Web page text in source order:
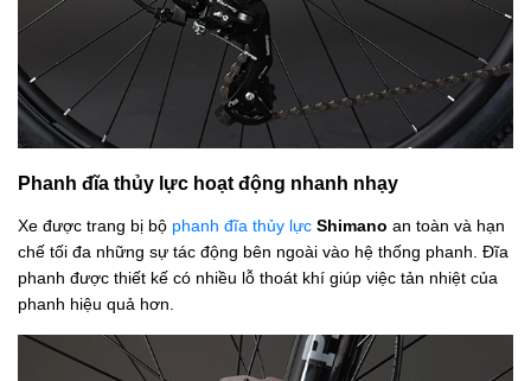
Phanh đĩa thủy lực hoạt động nhanh nhạy
Xe được trang bị bộ phanh đĩa thủy lực Shimano an toàn và hạn
chế tối đa những sự tác động bên ngoài vào hệ thống phanh. Đĩa
phanh được thiết kế có nhiều lỗ thoát khí giúp việc tản nhiệt của
phanh hiệu quả hơn.